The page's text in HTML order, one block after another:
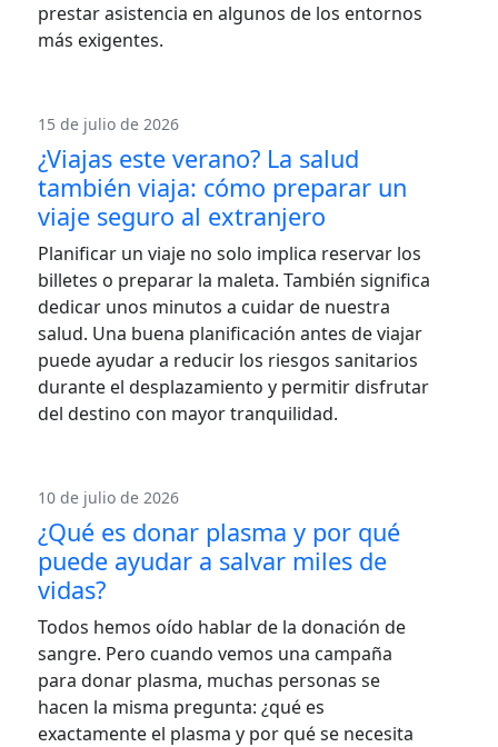
prestar asistencia en algunos de los entornos
más exigentes.
15 de julio de 2026
¿Viajas este verano? La salud
también viaja: cómo preparar un
viaje seguro al extranjero
Planificar un viaje no solo implica reservar los
billetes o preparar la maleta. También significa
dedicar unos minutos a cuidar de nuestra
salud. Una buena planificación antes de viajar
puede ayudar a reducir los riesgos sanitarios
durante el desplazamiento y permitir disfrutar
del destino con mayor tranquilidad.
10 de julio de 2026
¿Qué es donar plasma y por qué
puede ayudar a salvar miles de
vidas?
Todos hemos oído hablar de la donación de
sangre. Pero cuando vemos una campaña
para donar plasma, muchas personas se
hacen la misma pregunta: ¿qué es
exactamente el plasma y por qué se necesita